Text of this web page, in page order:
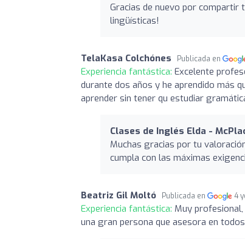
Gracias de nuevo por compartir
lingüísticas!
TelaKasa Colchónes Publicada en
Experiencia fantástica: Excelente
durante dos años y he aprendido más
aprender sin tener qu estudiar
Clases de Inglés Elda -
Muchas gracias por tu
cumpla con las máximas
Beatriz Gil Moltó Publicada en 4
Experiencia fantástica: Muy
una gran persona que asesora en